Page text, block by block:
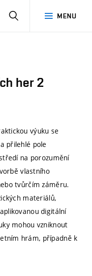
MENU
her 2
výuku se
přilehlé pole
na porozumění
vlastního
tvůrčím záměru.
materiálů,
digitální
mohou vzniknout
hrám, případně k